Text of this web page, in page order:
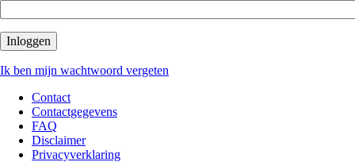
Inloggen
Ik ben mijn wachtwoord vergeten
Voet
Contact
Contactgegevens
FAQ
Disclaimer
Privacyverklaring